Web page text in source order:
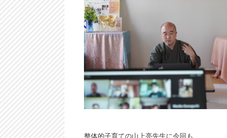
整体的子育ての山上亮先生に今回も